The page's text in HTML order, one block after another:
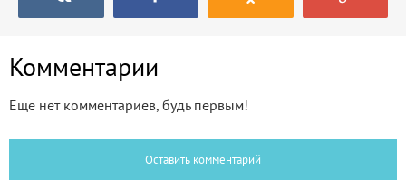
Комментарии
Еще нет комментариев, будь первым!
Оставить комментарий